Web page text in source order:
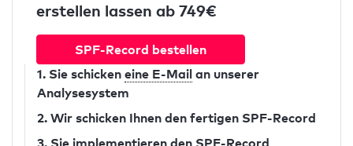
erstellen lassen ab 749€
SPF-Record bestellen
1. Sie schicken eine E-Mail an unserer
Analysesystem
2. Wir schicken Ihnen den fertigen SPF-Record
3. Sie implementieren den SPF-Record